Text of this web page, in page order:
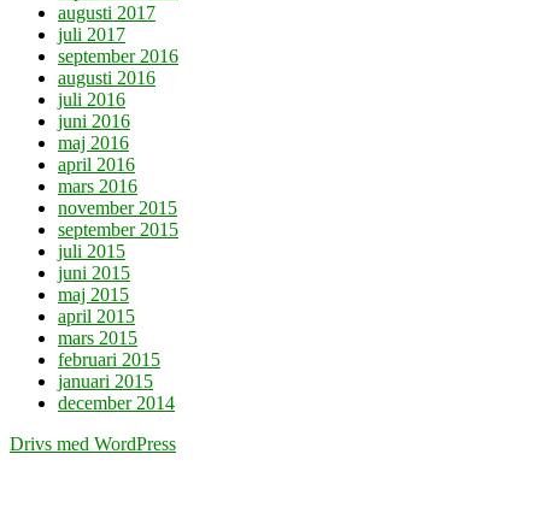
augusti 2017
juli 2017
september 2016
augusti 2016
juli 2016
juni 2016
maj 2016
april 2016
mars 2016
november 2015
september 2015
juli 2015
juni 2015
maj 2015
april 2015
mars 2015
februari 2015
januari 2015
december 2014
Drivs med WordPress